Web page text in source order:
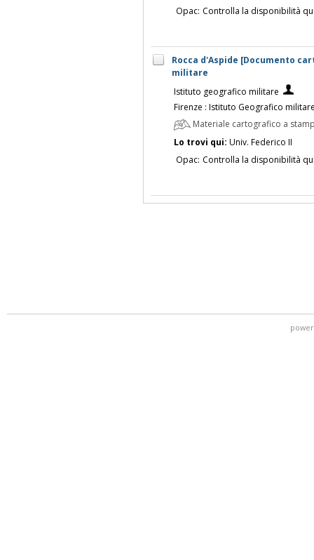
Opac: Controlla la disponibilità
Rocca d'Aspide [Documento
militare
Istituto geografico militare
Firenze : Istituto Geografico
Materiale cartografico a
Lo trovi qui: Univ. Federico II
Opac: Controlla la disponibilità